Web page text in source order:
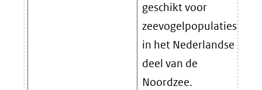
geschikt voor
zeevogelpopulaties
in het Nederlandse
deel van de
Noordzee.